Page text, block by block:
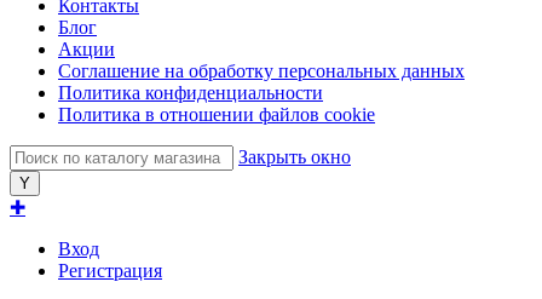
Контакты
Блог
Акции
Соглашение на обработку персональных данных
Политика конфиденциальности
Политика в отношении файлов cookie
Закрыть окно
✚
Вход
Регистрация